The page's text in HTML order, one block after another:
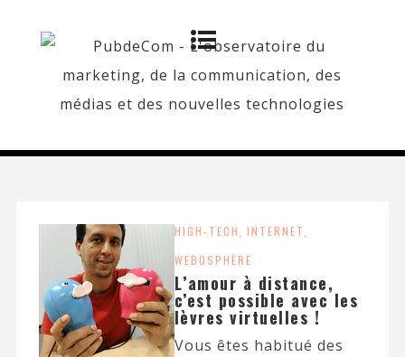
HIGH-TECH, INTERNET,
WEBOSPHÈRE
L’amour à distance,
c’est possible avec les
lèvres virtuelles !
Vous êtes habitué des